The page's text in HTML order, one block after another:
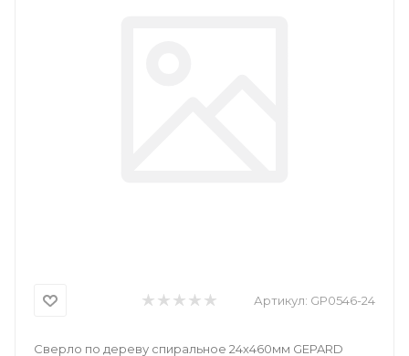
Артикул: GP0546-24
Сверло по дереву спиральное 24х460мм GEPARD